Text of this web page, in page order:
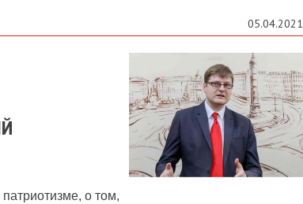
05.04.2021
о том,